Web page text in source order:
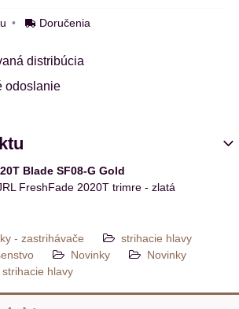
Doručenia
distribúcia
odoslanie
Blade SF08-G Gold
FreshFade 2020T trimre - zlatá
- zastrihávače
strihacie hlavy
Novinky
Novinky
strihacie hlavy